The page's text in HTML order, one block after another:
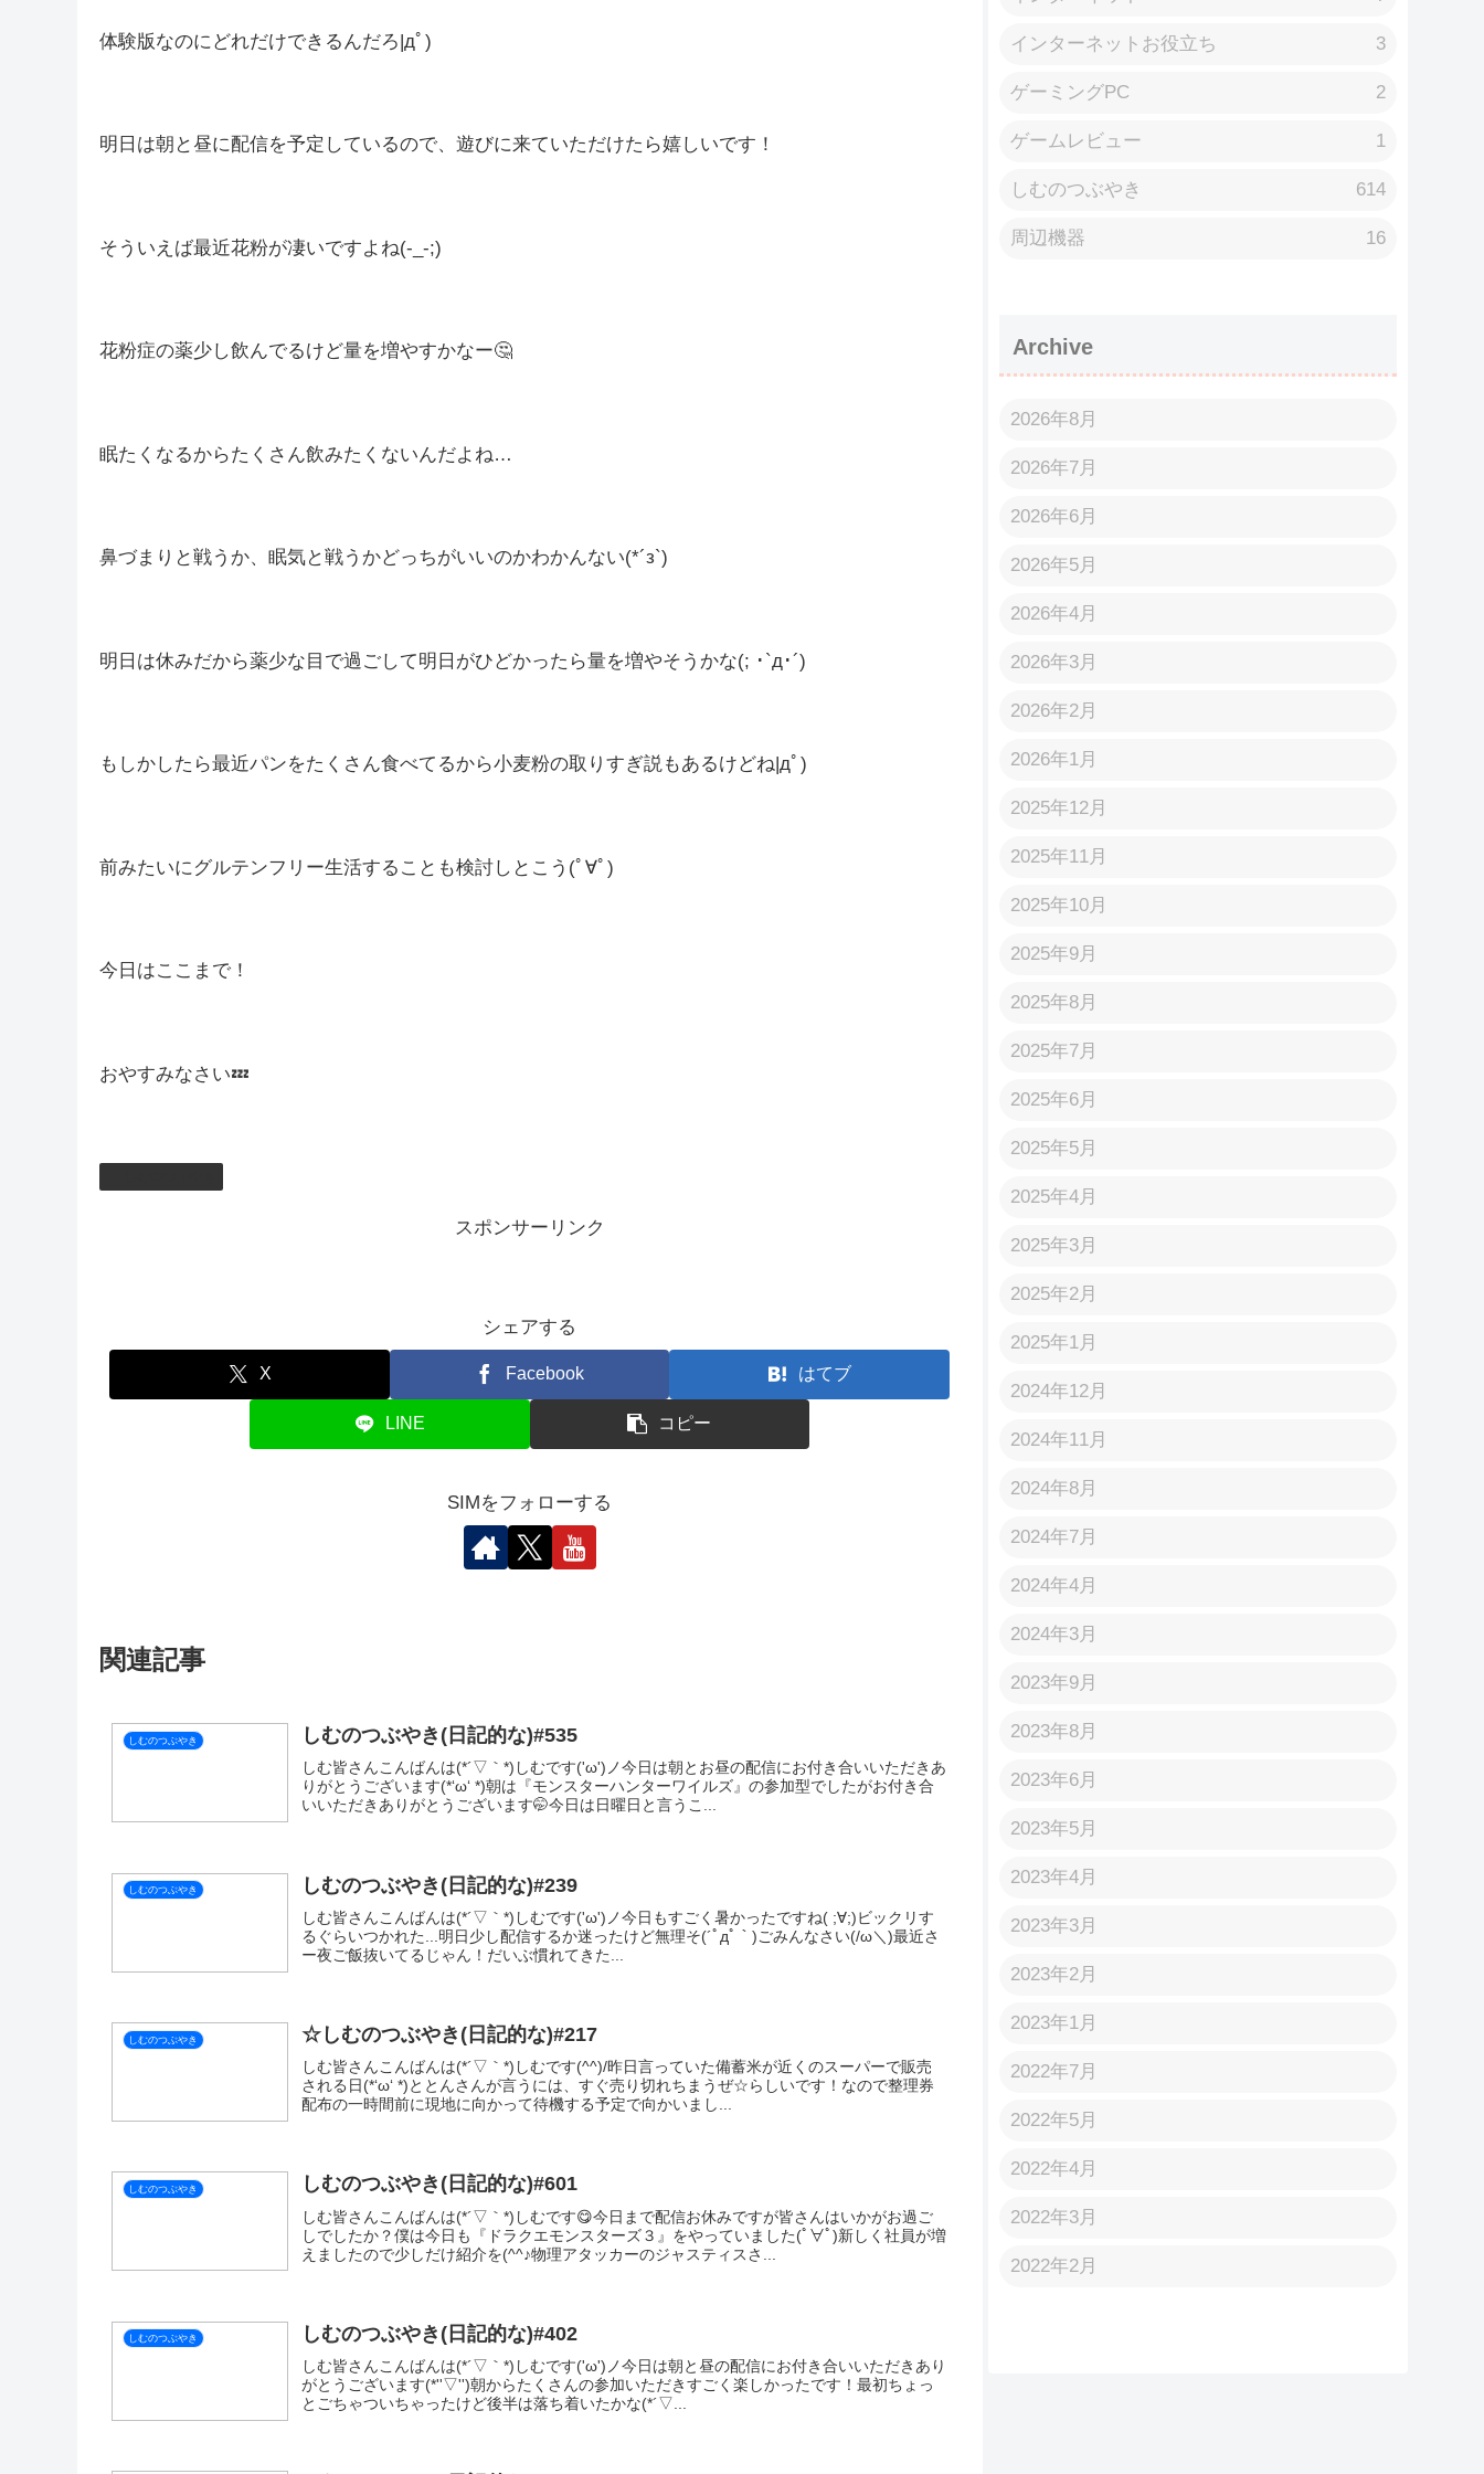
前みたいにグルテンフリー生活することも検討しとこう(ﾟ∀ﾟ)
おやすみなさい💤
スポンサーリンク
シェアする
LINE コピー
しむのつぶやき(日記的な)#535
しむ皆さんこんばんは(*´▽｀*)しむです('ω')ノ今日は朝とお昼の配信にお付き合いいただきあ
インターネットお役立ち 3
ゲーミングPC 2
ゲームレビュー 1
しむのつぶやき 614
周辺機器 16
Archive
2026年8月
2026年7月
2026年6月
2026年5月
2026年4月
2026年3月
2026年2月
2026年1月
2025年12月
2025年11月
2025年10月
2025年9月
2025年8月
2025年7月
2025年6月
2025年5月
2025年4月
2025年3月
2025年2月
2025年1月
2024年12月
2024年11月
2024年8月
2024年7月
2024年4月
2024年3月
2023年9月
2023年8月
2023年6月
2023年5月
2023年4月
2023年3月
2023年2月
2023年1月
2022年7月
2022年5月
2022年4月
2022年3月
2022年2月